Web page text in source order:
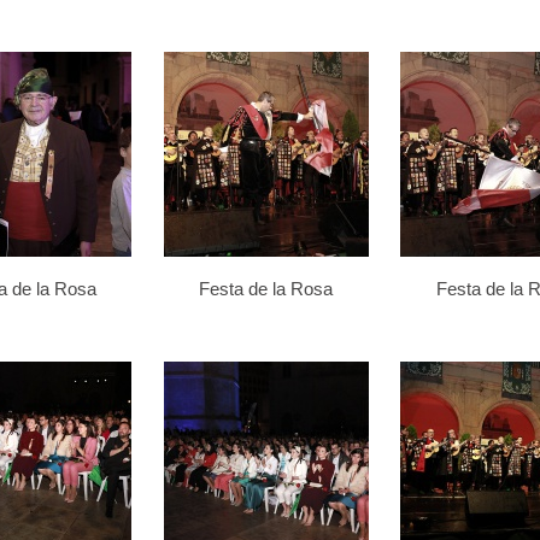
de la Rosa Festa de la Rosa Festa de la